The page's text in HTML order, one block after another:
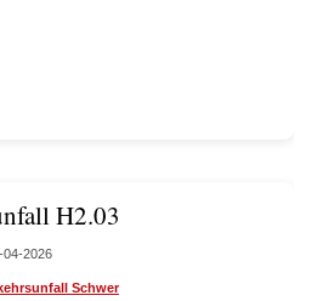
H2.03
04-2026
Schwer